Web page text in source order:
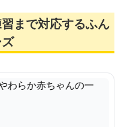
まで対応するふん